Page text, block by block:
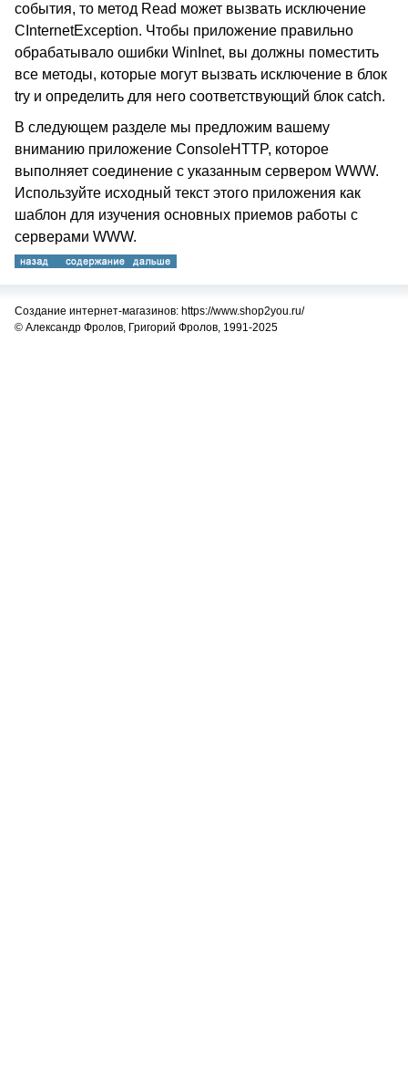
события, то метод Read может вызвать исключение
CInternetException. Чтобы приложение правильно
обрабатывало ошибки WinInet, вы должны поместить
все методы, которые могут вызвать исключение в блок
try и определить для него соответствующий блок catch.
В следующем разделе мы предложим вашему
вниманию приложение ConsoleHTTP, которое
выполняет соединение с указанным сервером WWW.
Используйте исходный текст этого приложения как
шаблон для изучения основных приемов работы с
серверами WWW.
Создание интернет-магазинов: https://www.shop2you.ru/
© Александр Фролов, Григорий Фролов, 1991-2025